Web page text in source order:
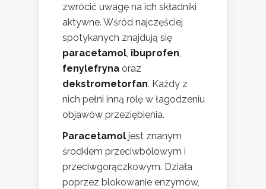
zwrócić uwagę na ich składniki
aktywne. Wśród najczęściej
spotykanych znajdują się
paracetamol, ibuprofen,
fenylefryna oraz
dekstrometorfan. Każdy z
nich pełni inną rolę w łagodzeniu
objawów przeziębienia.
Paracetamol jest znanym
środkiem przeciwbólowym i
przeciwgorączkowym. Działa
poprzez blokowanie enzymów,